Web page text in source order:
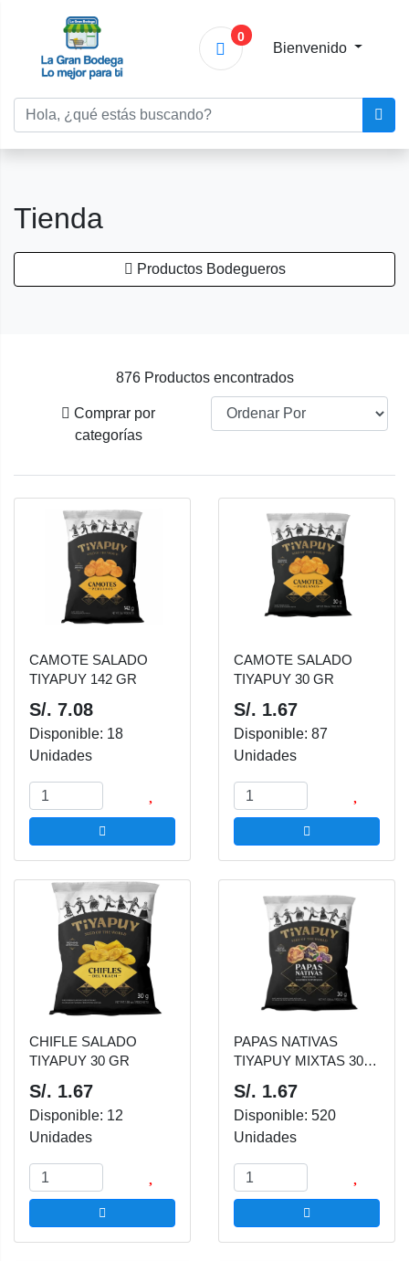
0
Bienvenido
Tienda
Productos Bodegueros
876 Productos encontrados
Comprar por
categorías
CAMOTE SALADO
TIYAPUY 142 GR
S/. 7.08
Disponible: 18
Unidades
CAMOTE SALADO
TIYAPUY 30 GR
S/. 1.67
Disponible: 87
Unidades
CHIFLE SALADO
TIYAPUY 30 GR
S/. 1.67
Disponible: 12
Unidades
PAPAS NATIVAS
TIYAPUY MIXTAS 30
S/. 1.67
Disponible: 520
Unidades